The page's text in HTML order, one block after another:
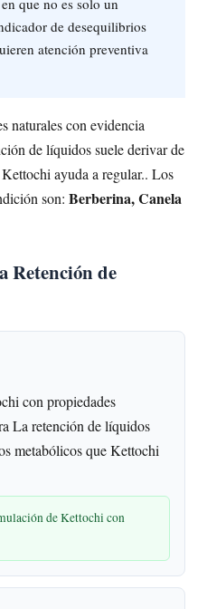
que no es solo un
de desequilibrios
atención preventiva
naturales con evidencia
de líquidos suele derivar de
ayuda a regular.. Los
son: Berberina, Canela
Retención de
con propiedades
La retención de líquidos
metabólicos que Kettochi
de Kettochi con